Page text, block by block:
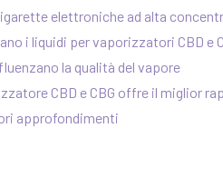
elettroniche ad alta
i liquidi per vaporizzatori CBD e
la qualità del vapore
CBD e CBG offre il miglior
approfondimenti